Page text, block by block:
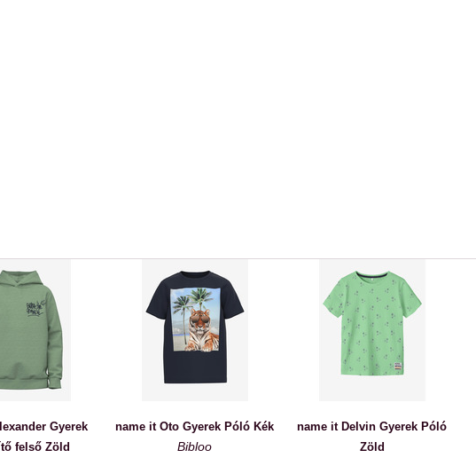
Gyerek
felső Zöld
name it Oto Gyerek Póló Kék
Bibloo
name it Delvin Gyerek Póló
Zöld